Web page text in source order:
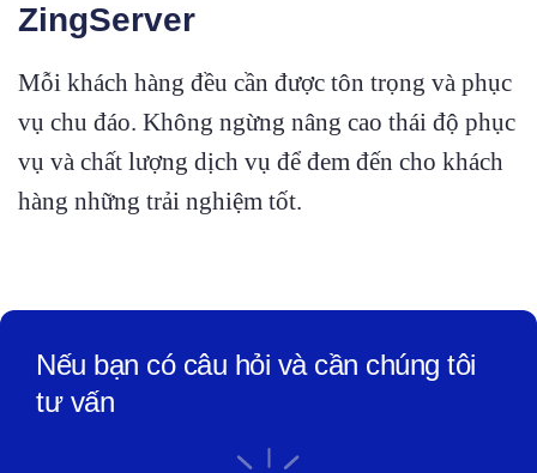
ZingServer
Mỗi khách hàng đều cần được tôn trọng và phục
vụ chu đáo. Không ngừng nâng cao thái độ phục
vụ và chất lượng dịch vụ để đem đến cho khách
hàng những trải nghiệm tốt.
Nếu bạn có câu hỏi và cần chúng tôi
tư vấn